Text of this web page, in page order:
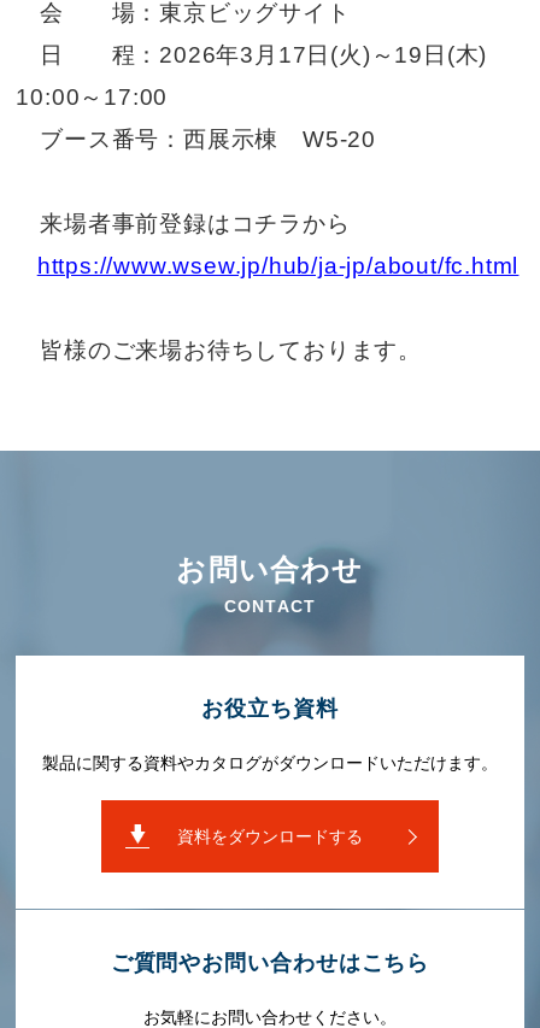
会 場：東京ビッグサイト
日 程：2026年3月17日(火)～19日(木)
10:00～17:00
ブース番号：西展示棟 W5-20
来場者事前登録はコチラから
https://www.wsew.jp/hub/ja-jp/about/fc.html
皆様のご来場お待ちしております。
お問い合わせ
CONTACT
お役⽴ち資料
製品に関する資料やカタログがダウンロードいただけます。
資料をダウンロードする
ご質問やお問い合わせはこちら
お気軽にお問い合わせください。